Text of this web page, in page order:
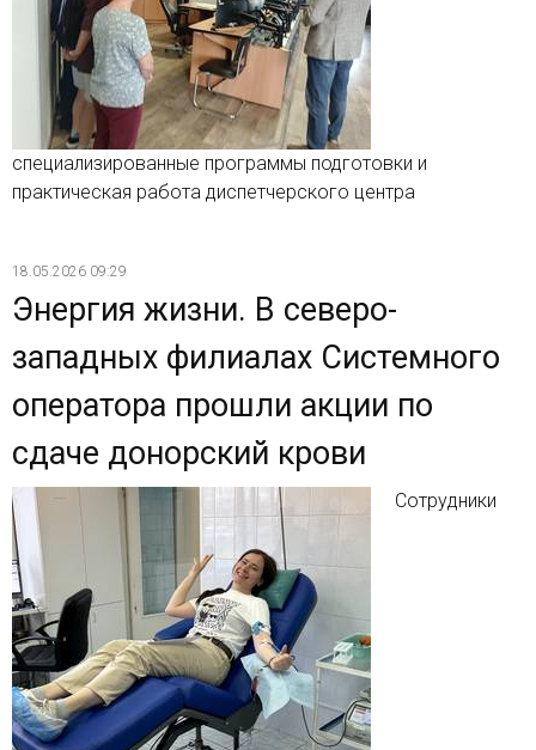
специализированные программы подготовки и
практическая работа диспетчерского центра
18.05.2026 09:29
Энергия жизни. В северо-
западных филиалах Системного
оператора прошли акции по
сдаче донорский крови
Сотрудники